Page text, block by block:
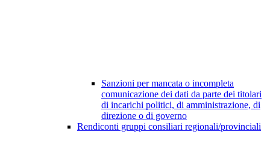
Sanzioni per mancata o incompleta
comunicazione dei dati da parte dei titolari
di incarichi politici, di amministrazione, di
direzione o di governo
Rendiconti gruppi consiliari regionali/provinciali